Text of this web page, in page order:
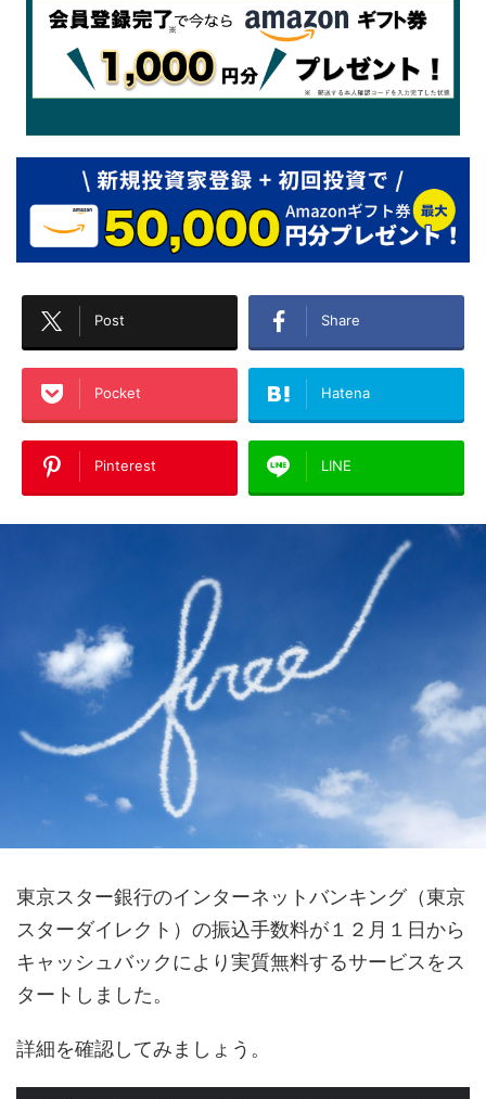
Post Share
Pocket Hatena
Pinterest LINE
東京スター銀行のインターネットバンキング（東京
スターダイレクト）の振込手数料が１２月１日から
キャッシュバックにより実質無料するサービスをス
タートしました。
詳細を確認してみましょう。